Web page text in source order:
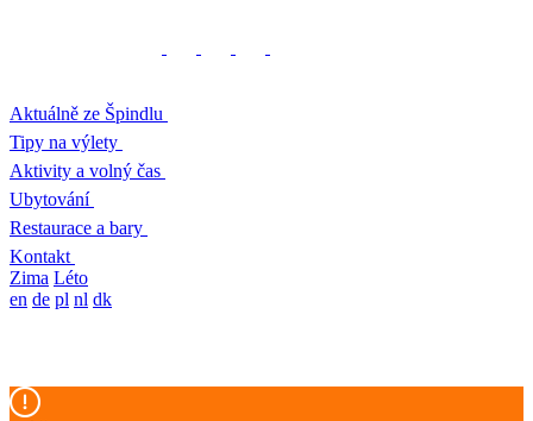
Aktuálně ze Špindlu
Tipy na výlety
Aktivity a volný čas
Ubytování
Restaurace a bary
Kontakt
Zima Léto
en de pl nl dk